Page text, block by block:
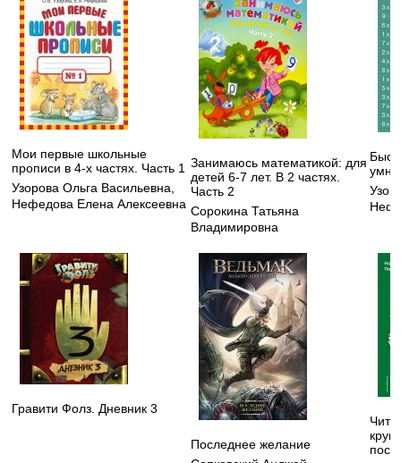
Мои первые школьные
прописи в 4-х частях. Часть 1
Узорова Ольга Васильевна,
Нефедова Елена Алексеевна
Занимаюсь математикой: для
детей 6-7 лет. В 2 частях.
Часть 2
Сорокина Татьяна
Владимировна
Гравити Фолз. Дневник 3
Последнее желание